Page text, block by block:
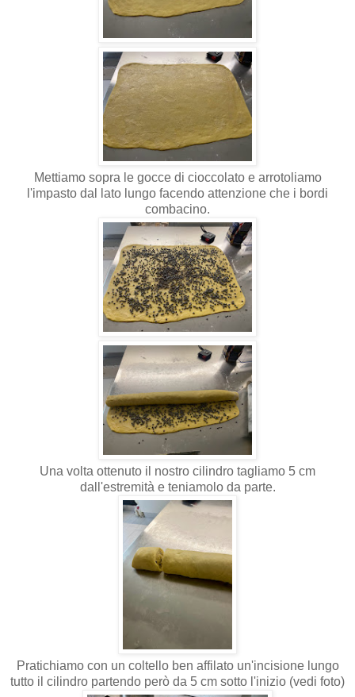
Mettiamo sopra le gocce di cioccolato e arrotoliamo
l'impasto dal lato lungo facendo attenzione che i bordi
combacino.
Una volta ottenuto il nostro cilindro tagliamo 5 cm
dall'estremità e teniamolo da parte.
Pratichiamo con un coltello ben affilato un'incisione lungo
tutto il cilindro partendo però da 5 cm sotto l'inizio (vedi foto)